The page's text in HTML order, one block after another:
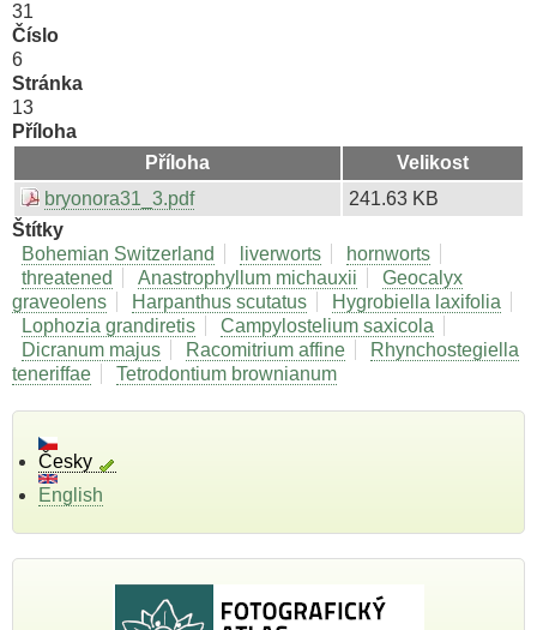
31
Číslo
6
Stránka
13
Příloha
Příloha
Velikost
bryonora31_3.pdf
241.63 KB
Štítky
Bohemian Switzerland
liverworts
hornworts
threatened
Anastrophyllum michauxii
Geocalyx
graveolens
Harpanthus scutatus
Hygrobiella laxifolia
Lophozia grandiretis
Campylostelium saxicola
Dicranum majus
Racomitrium affine
Rhynchostegiella
teneriffae
Tetrodontium brownianum
Česky
English